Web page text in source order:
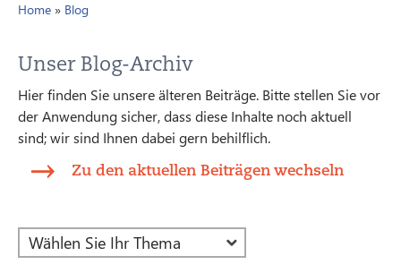
Home » Blog
Unser Blog-Archiv
Hier finden Sie unsere älteren Beiträge. Bitte stellen Sie vor
der Anwendung sicher, dass diese Inhalte noch aktuell
sind; wir sind Ihnen dabei gern behilflich.
Zu den aktuellen Beiträgen wechseln